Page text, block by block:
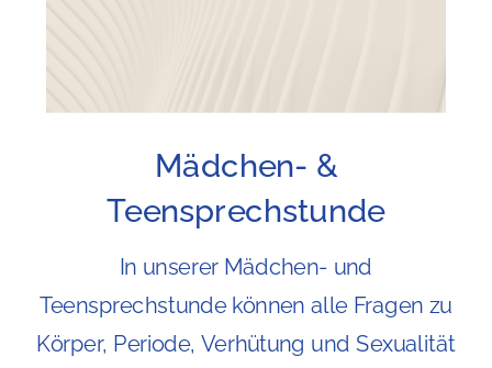
Mädchen- &
Teensprechstunde
In unserer Mädchen- und
Teensprechstunde können alle Fragen zu
Körper, Periode, Verhütung und Sexualität